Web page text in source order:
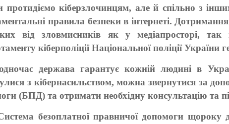
протидіємо кіберзлочинцям, але й спільно з
правила безпеки в інтернеті.
від зловмисників як у медіапросторі,
кіберполіції Національної поліції
держава гарантує кожній людині в
з кібернасильством, можна звернутися за
(БПД) та отримати необхідну консультацію та
безоплатної правничої допомоги щороку